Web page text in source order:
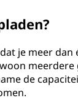
je meer
de